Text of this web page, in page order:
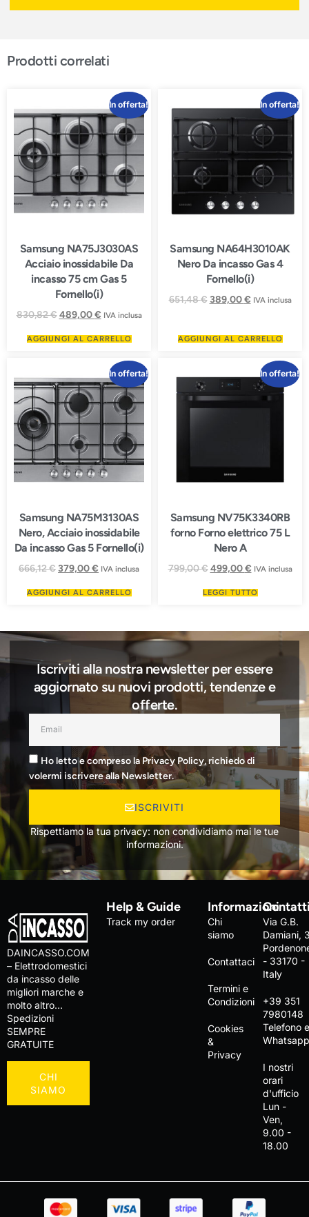
Prodotti correlati
In offerta!
Samsung NA75J3030AS
Acciaio inossidabile Da
incasso 75 cm Gas 5
Fornello(i)
830,82€ 489,00€ IVA inclusa
AGGIUNGI AL CARRELLO
In offerta!
Samsung NA64H3010AK
Nero Da incasso Gas 4
Fornello(i)
651,48€ 389,00€ IVA inclusa
AGGIUNGI AL CARRELLO
In offerta!
Samsung NA75M3130AS
Nero, Acciaio inossidabile
Da incasso Gas 5 Fornello(i)
666,12€379,00€ IVA inclusa
AGGIUNGI AL CARRELLO
In offerta!
Samsung NV75K3340RB
forno Forno elettrico 75 L
Nero A
799,00€ 499,00€ IVA inclusa
LEGGI TUTTO
Iscriviti alla nostra newsletter per essere
aggiornato su nuovi prodotti, tendenze e
offerte.
Ho letto e compreso la Privacy Policy, richiedo di
volermi iscrivere alla Newsletter.
ISCRIVITI
Rispettiamo la tua privacy: non condividiamo mai le tue
informazioni.
DAINCASSO.COM
– Elettrodomestici
da incasso delle
migliori marche e
molto altro…
Spedizioni
SEMPRE
GRATUITE
CHI
SIAMO
Help & Guide
Track my order
Informazioni
Chi
siamo
Contattaci
Termini e
Condizioni
Cookies
&
Privacy
Via G.B.
Damiani,
- 33170 -
Italy
+39 351
7980148
Telefono
I nostri
orari
d'ufficio
Lun -
Ven,
9.00 -
18.00